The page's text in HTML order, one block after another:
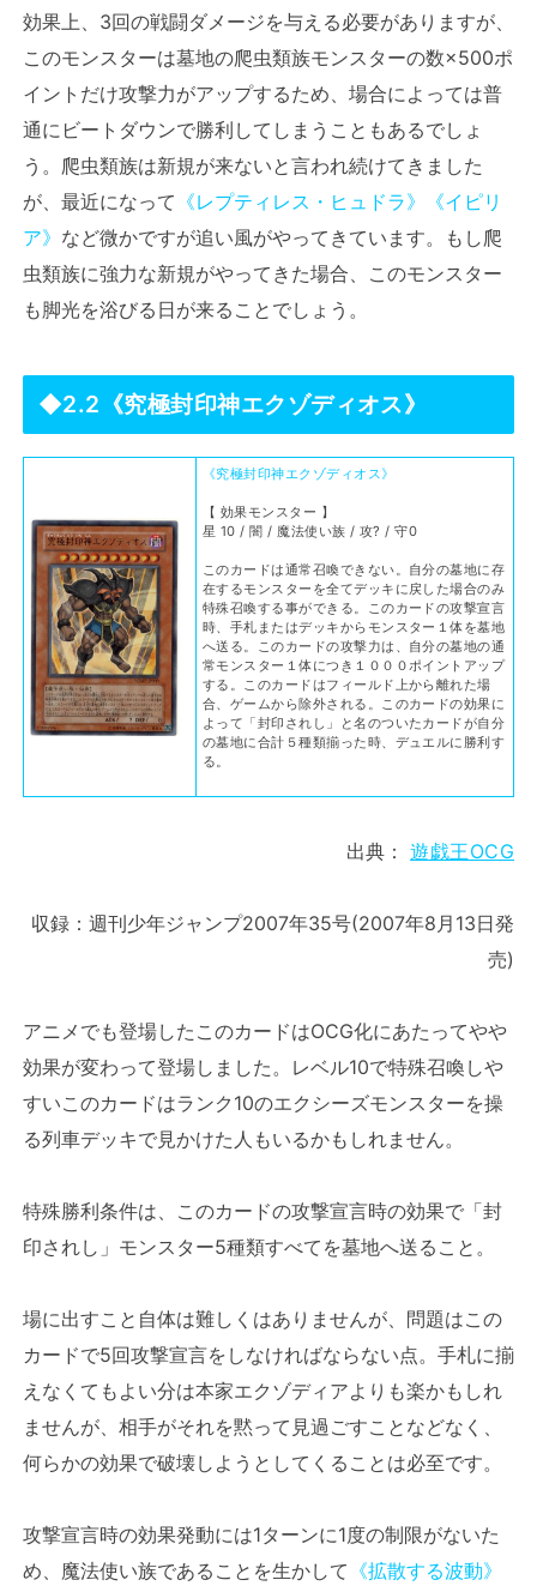
効果上、3回の戦闘ダメージを与える必要がありますが、
このモンスターは墓地の爬虫類族モンスターの数×500ポ
イントだけ攻撃力がアップするため、場合によっては普
通にビートダウンで勝利してしまうこともあるでしょ
う。爬虫類族は新規が来ないと言われ続けてきました
が、最近になって 《レプティレス・ヒュドラ》
《イピリ
ア》 など微かですが追い風がやってきています。もし爬
虫類族に強力な新規がやってきた場合、このモンスター
も脚光を浴びる日が来ることでしょう。
◆2.2《究極封印神エクゾディオス》
《究極封印神エクゾディオス》
【 効果モンスター 】
星 10 / 闇 / 魔法使い族 / 攻? / 守0
このカードは通常召喚できない。自分の墓地に存
在するモンスターを全てデッキに戻した場合のみ
特殊召喚する事ができる。このカードの攻撃宣言
時、手札またはデッキからモンスター１体を墓地
へ送る。このカードの攻撃力は、自分の墓地の通
常モンスター１体につき１０００ポイントアップ
する。このカードはフィールド上から離れた場
合、ゲームから除外される。このカードの効果に
よって「封印されし」と名のついたカードが自分
の墓地に合計５種類揃った時、デュエルに勝利す
る。
出典：遊戯王OCG
収録：週刊少年ジャンプ2007年35号(2007年8月13日発
売)
アニメでも登場したこのカードはOCG化にあたってやや
効果が変わって登場しました。レベル10で特殊召喚しや
すいこのカードはランク10のエクシーズモンスターを操
る列車デッキで見かけた人もいるかもしれません。
特殊勝利条件は、このカードの攻撃宣言時の効果で「封
印されし」モンスター5種類すべてを墓地へ送ること。
場に出すこと自体は難しくはありませんが、問題はこの
カードで5回攻撃宣言をしなければならない点。手札に揃
えなくてもよい分は本家エクゾディアよりも楽かもしれ
ませんが、相手がそれを黙って見過ごすことなどなく、
何らかの効果で破壊しようとしてくることは必至です。
攻撃宣言時の効果発動には1ターンに1度の制限がないた
め、魔法使い族であることを生かして 《拡散する波動》